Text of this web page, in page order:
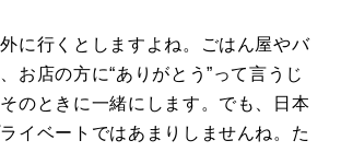
に行くとしますよね。ごはん屋やバ
お店の方に“ありがとう”って言うじ
のときに一緒にします。でも、日本
イベートではあまりしませんね。た